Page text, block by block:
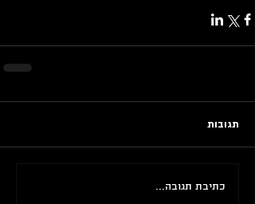
תגובות
כתיבת תגובה...